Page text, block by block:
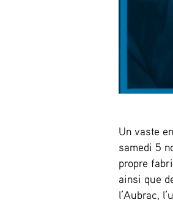
Un vaste
samedi 5
propre
ainsi que
l’Aubrac,